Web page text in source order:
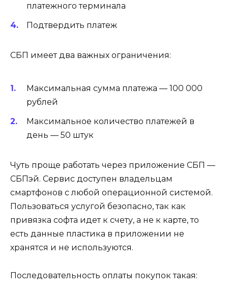
платежного терминала
Подтвердить платеж
СБП имеет два важных ограничения:
Максимальная сумма платежа — 100 000
рублей
Максимальное количество платежей в
день — 50 штук
Чуть проще работать через приложение СБП —
СБПэй. Сервис доступен владельцам
смартфонов с любой операционной системой.
Пользоваться услугой безопасно, так как
привязка софта идет к счету, а не к карте, то
есть данные пластика в приложении не
хранятся и не используются.
Последовательность оплаты покупок такая: